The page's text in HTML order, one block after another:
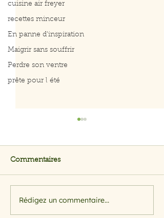
cuisine air freyer
recettes minceur
En panne d'inspiration
Maigrir sans souffrir
Perdre son ventre
prête pour l été
Salade rapide d’avocat,
pomme et crevettes
Commentaires
Rédigez un commentaire...